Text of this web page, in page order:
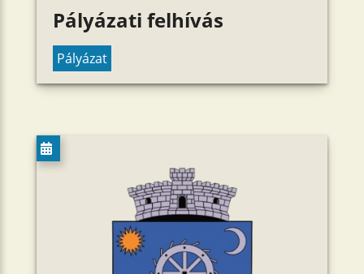
Pályázati felhívás
Pályázat